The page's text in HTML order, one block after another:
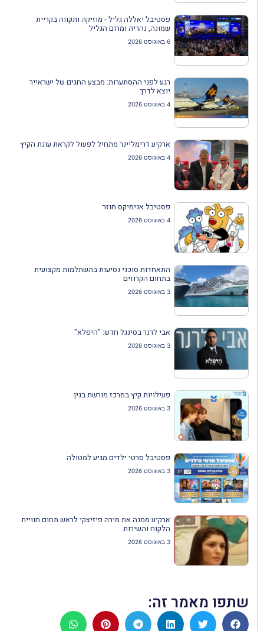
פסטיבל יאללה גליל - מוזיקה ותקווה בקריית
שמונה, נהריה ומרום הגליל
6 באוגוסט 2026
רגע לפני ההסתערות: מבצע החגים של ישראייר
יוצא לדרך
4 באוגוסט 2026
ארקיע דרימליינר מתחיל לפעול לקראת עונת הקיץ
4 באוגוסט 2026
פסטיבל אנימיקס חוזר
4 באוגוסט 2026
התאחדות סוכני נסיעות בהשתלמות מקצועית
בתחום הקרוזים
3 באוגוסט 2026
אבי לרנר בסינגל חדש: "היפלא"
3 באוגוסט 2026
פעילויות קיץ במרכז מורשת בגין
3 באוגוסט 2026
פסטיבל סרטי ילדים מגיע למטולה
3 באוגוסט 2026
ארקיע ממנה את מירה פיזיצקי לראש תחום חוויית
הלקוח והשירות
3 באוגוסט 2026
שתפו מאמר זה: